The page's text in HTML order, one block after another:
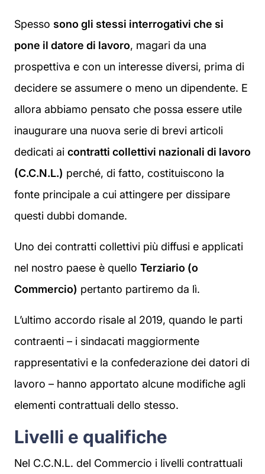
Spesso sono gli stessi interrogativi che si
pone il datore di lavoro, magari da una
prospettiva e con un interesse diversi, prima di
decidere se assumere o meno un dipendente. E
allora abbiamo pensato che possa essere utile
inaugurare una nuova serie di brevi articoli
dedicati ai contratti collettivi nazionali di lavoro
(C.C.N.L.) perché, di fatto, costituiscono la
fonte principale a cui attingere per dissipare
questi dubbi domande.
Uno dei contratti collettivi più diffusi e applicati
nel nostro paese è quello Terziario (o
Commercio) pertanto partiremo da lì.
L’ultimo accordo risale al 2019, quando le parti
contraenti – i sindacati maggiormente
rappresentativi e la confederazione dei datori di
lavoro – hanno apportato alcune modifiche agli
elementi contrattuali dello stesso.
Livelli e qualifiche
Nel C.C.N.L. del Commercio i livelli contrattuali